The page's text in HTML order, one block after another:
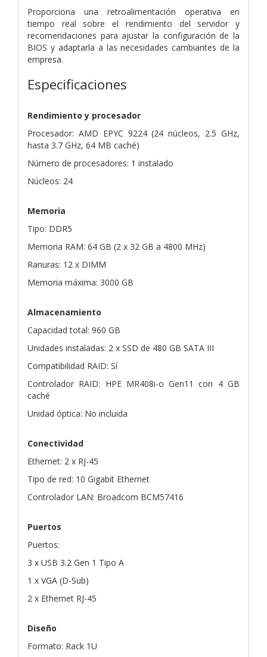
Proporciona una retroalimentación operativa en
tiempo real sobre el rendimiento del servidor y
recomendaciones para ajustar la configuración de la
BIOS y adaptarla a las necesidades cambiantes de la
empresa.
Especificaciones
Rendimiento y procesador
Procesador: AMD EPYC 9224 (24 núcleos, 2.5 GHz,
hasta 3.7 GHz, 64 MB caché)
Número de procesadores: 1 instalado
Núcleos: 24
Memoria
Tipo: DDR5
Memoria RAM: 64 GB (2 x 32 GB a 4800 MHz)
Ranuras: 12 x DIMM
Memoria máxima: 3000 GB
Almacenamiento
Capacidad total: 960 GB
Unidades instaladas: 2 x SSD de 480 GB SATA III
Compatibilidad RAID: Sí
Controlador RAID: HPE MR408i-o Gen11 con 4 GB
caché
Unidad óptica: No incluida
Conectividad
Ethernet: 2 x RJ-45
Tipo de red: 10 Gigabit Ethernet
Controlador LAN: Broadcom BCM57416
Puertos
Puertos:
3 x USB 3.2 Gen 1 Tipo A
1 x VGA (D-Sub)
2 x Ethernet RJ-45
Diseño
Formato: Rack 1U